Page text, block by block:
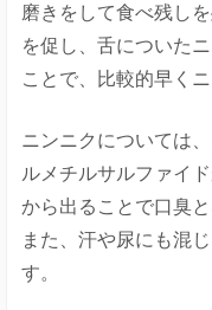
磨きをして食べ残し
を促し、舌についた
ことで、比較的早く
ニンニクについては
ルメチルサルファイ
から出ることで口臭と
また、汗や尿にも混
す。